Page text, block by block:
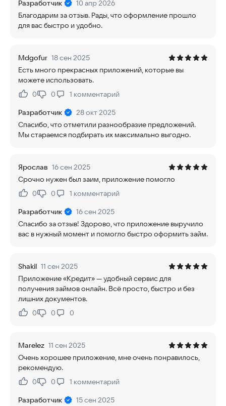
Разработчик
10 апр 2026
Благодарим за отзыв. Рады, что оформление прошло
для вас быстро и удобно.
Mdgofur 18 сен 2025
Есть много прекрасных приложений, которые вы
можете использовать.
Нравится:
0Не нравится:
0 1 комментарий
Разработчик
28 окт 2025
Спасибо, что отметили разнообразие предложений.
Мы стараемся подбирать их максимально выгодно.
Ярослав 16 сен 2025
Срочно нужен был заим, приложение помогло
Нравится:
0Не нравится:
0 1 комментарий
Разработчик
16 сен 2025
Спасибо за отзыв! Здорово, что приложение выручило
вас в нужный момент и помогло быстро оформить займ.
Shakil 11 сен 2025
Приложение «Кредит» — удобный сервис для
получения займов онлайн. Всё просто, быстро и без
лишних документов.
Нравится:
0Не нравится:
0 0
Marelez 11 сен 2025
Очень хорошее приложение, мне очень понравилось,
рекомендую.
Нравится:
0Не нравится:
0 1 комментарий
Разработчик
15 сен 2025